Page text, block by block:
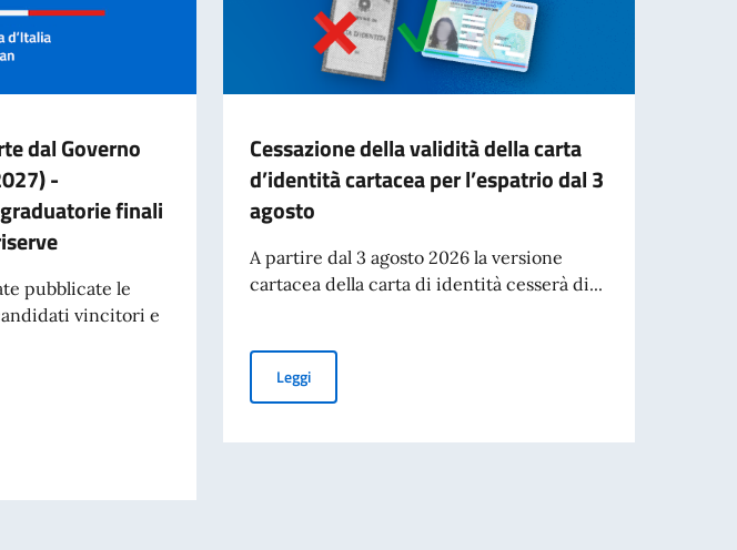
Tajani
dal Governo
-
finali
pubblicate le
vincitori e
dal Governo italiano (a.a. 2026-2027) - Pubblicazione delle graduatorie finali dei vincitori e delle riserve
Cessazione della validità della carta
d’identità cartacea per l’espatrio dal 3
agosto
A partire dal 3 agosto 2026 la versione
cartacea della carta di identità cesserà di...
LeggiCessazione della validità della carta d’identità cartacea per